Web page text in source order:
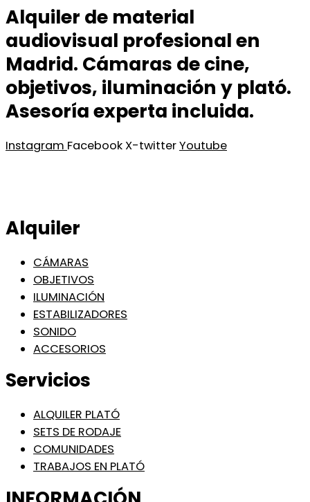
Alquiler de material
audiovisual profesional en
Madrid. Cámaras de cine,
objetivos, iluminación y plató.
Asesoría experta incluida.
Instagram Facebook X-twitterYoutube
Alquiler
CÁMARAS
OBJETIVOS
ILUMINACIÓN
ESTABILIZADORES
SONIDO
ACCESORIOS
Servicios
ALQUILER PLATÓ
SETS DE RODAJE
COMUNIDADES
TRABAJOS EN PLATÓ